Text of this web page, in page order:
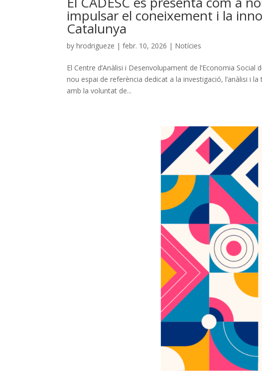
impulsar el coneixement i la
Catalunya
byhrodrigueze |febr. 10, 2026 | Notícies
El Centre d’Anàlisi i Desenvolupament de l’Economia
nou espai de referència dedicat a la investigació, l’anàlisi i
amb la voluntat de...